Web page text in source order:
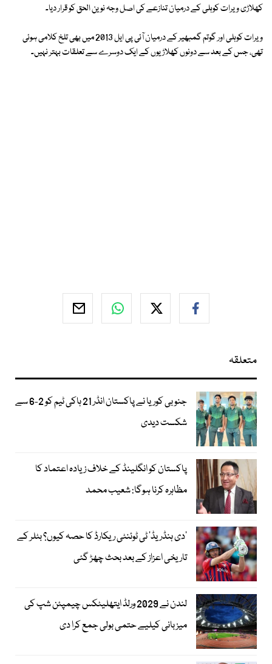
کھلاڑی ویرات کوہلی کے درمیان تنازعے کی اصل وجہ نوین الحق کو قرار دیا۔
ویرات کوہلی اور گوتم گمبھیر کے درمیان آئی پی ایل 2013 میں بھی تلخ کلامی ہوئی
تھی، جس کے بعد سے دونوں کھلاڑیوں کے ایک دوسرے سے تعلقات بہتر نہیں۔
متعلقہ
جنوبی کوریا نے پاکستان انڈر 21 ہاکی ٹیم کو 2-6 سے
شکست دیدی
پاکستان کو انگلینڈ کے خلاف زیادہ اعتماد کا
مظاہرہ کرنا ہوگا: شعیب محمد
’دی ہنڈریڈ‘ ٹی ٹوئنٹی ریکارڈ کا حصہ کیوں؟ بٹلر کے
تاریخی اعزاز کے بعد بحث چھڑ گئی
لندن نے 2029 ورلڈ ایتھلیٹکس چیمپئن شپ کی
میزبانی کیلیے حتمی بولی جمع کرا دی